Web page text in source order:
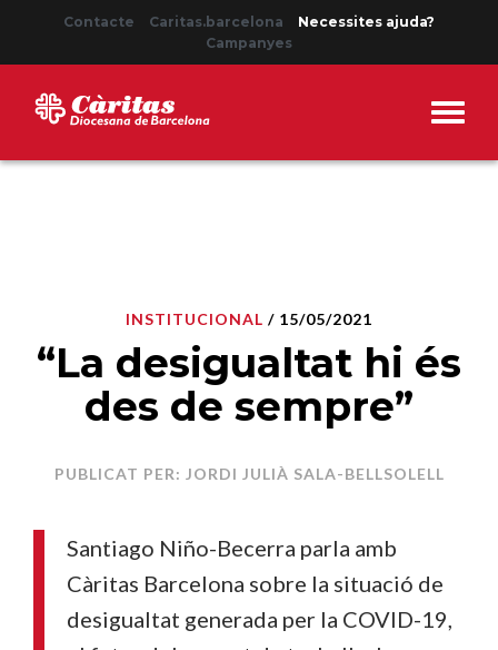
Contacte Caritas.barcelona
Necessites ajuda?
Campanyes
INSTITUCIONAL / 15/05/2021
“La desigualtat hi és
des de sempre”
PUBLICAT PER: JORDI JULIÀ SALA-BELLSOLELL
Santiago Niño-Becerra parla amb
Càritas Barcelona sobre la situació de
desigualtat generada per la COVID-19,